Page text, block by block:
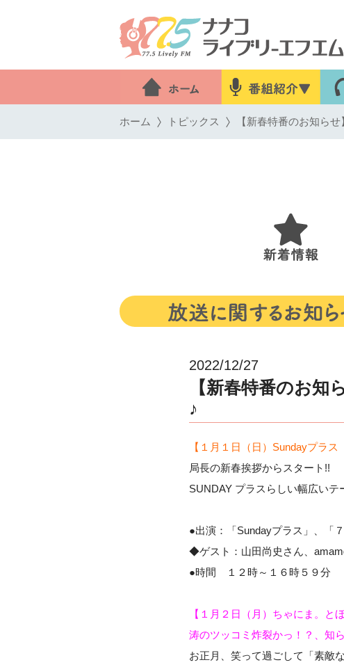
ホーム トピックス 【新春特番のお知ら
2022/12/27
【新春特番のお
♪
【１月１日（日）Sundayプラ
局⾧の新春挨拶からスタート!!
SUNDAY プラスらしい幅広いテ
●出演：「Sundayプラス」、「
◆ゲスト：山田尚史さん、
●時間 １２時～１６時５９分
【１月２日（月）ちゃにま。
涛のツッコミ炸裂かっ！？、知
お正月、笑って過ごして「素敵